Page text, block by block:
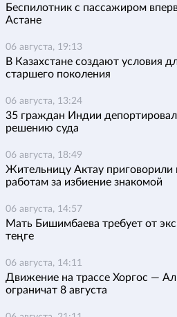
Беспилотник с пассажиром
Астане
06 августа, 19:13
В Казахстане создают условия
старшего поколения
06 августа, 13:24
35 граждан Индии
решению суда
06 августа, 18:49
Жительницу Актау
работам за избиение знакомой
06 августа, 14:57
Мать Бишимбаева требует от
теңге
06 августа, 14:11
Движение на трассе Хоргос —
ограничат 8 августа